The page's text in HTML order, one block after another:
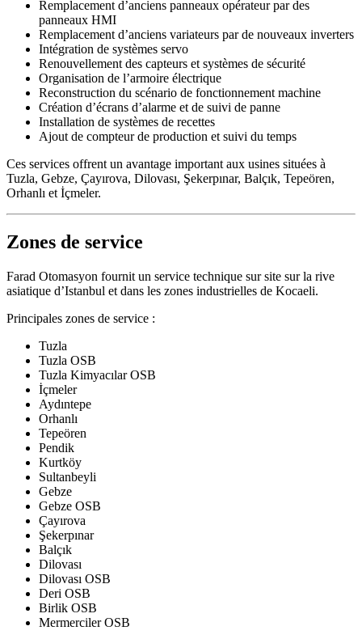
Remplacement d’anciens panneaux opérateur par des
panneaux HMI
Remplacement d’anciens variateurs par de nouveaux inverters
Intégration de systèmes servo
Renouvellement des capteurs et systèmes de sécurité
Organisation de l’armoire électrique
Reconstruction du scénario de fonctionnement machine
Création d’écrans d’alarme et de suivi de panne
Installation de systèmes de recettes
Ajout de compteur de production et suivi du temps
Ces services offrent un avantage important aux usines situées à
Tuzla, Gebze, Çayırova, Dilovası, Şekerpınar, Balçık, Tepeören,
Orhanlı et İçmeler.
Zones de service
Farad Otomasyon fournit un service technique sur site sur la rive
asiatique d’Istanbul et dans les zones industrielles de Kocaeli.
Principales zones de service :
Tuzla
Tuzla OSB
Tuzla Kimyacılar OSB
İçmeler
Aydıntepe
Orhanlı
Tepeören
Pendik
Kurtköy
Sultanbeyli
Gebze
Gebze OSB
Çayırova
Şekerpınar
Balçık
Dilovası
Dilovası OSB
Deri OSB
Birlik OSB
Mermerciler OSB